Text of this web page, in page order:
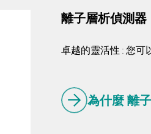
離子層析偵測器
卓越的靈活性 : 您
為什麼 離